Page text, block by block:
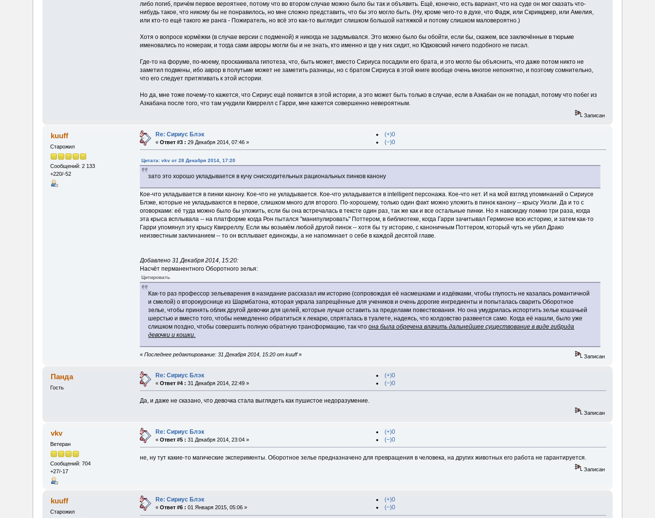
либо погиб, причём первое вероятнее, потому что во втором случае можно было бы так и объявить. Ещё, конечно, есть вариант, что на суде он мог сказать что-
нибудь такое, что никому бы не понравилось, но мне сложно представить, что бы это могло быть. (Ну, кроме чего-то в духе, что Фадж, или Скримджер, или Амелия,
или кто-то ещё такого же ранга - Пожиратель, но всё это как-то выглядит слишком большой натяжкой и потому слишком маловероятно.)
Хотя о вопросе кормёжки (в случае версии с подменой) я никогда не задумывался. Это можно было бы обойти, если бы, скажем, все заключённые в тюрьме
именовались по номерам, и тогда сами авроры могли бы и не знать, кто именно и где у них сидит, но Юдковский ничего подобного не писал.
Где-то на форуме, по-моему, проскакивала гипотеза, что, быть может, вместо Сириуса посадили его брата, и это могло бы объяснить, что даже потом никто не
заметил подмены, ибо аврор в полутьме может не заметить разницы, но с братом Сириуса в этой книге вообще очень многое непонятно, и поэтому сомнительно,
что его следует притягивать к этой истории.
Но да, мне тоже почему-то кажется, что Сириус ещё появится в этой истории, а это может быть только в случае, если в Азкабан он не попадал, потому что побег из
Азкабана после того, что там учудили Квиррелл с Гарри, мне кажется совершенно невероятным.
Записан
kuuff
Старожил
Сообщений: 2 133
+220/-52
Re: Сириус Блэк
«Ответ #3 : 29 Декабря 2014, 07:46 »
(+)0
(−)0
Цитата: vkv от 28 Декабря 2014, 17:20
зато это хорошо укладывается в кучу снисходительных рациональных пинков канону
Кое-что укладывается в пинки канону. Кое-что не укладывается. Кое-что укладывается в intelligent персонажа. Кое-что нет. И на мой взгляд упоминаний о Сириусе
Блэке, которые не укладываются в первое, слишком много для второго. По-хорошему, только один факт можно уложить в пинок канону -- крысу Уизли. Да и то с
оговорками: её туда можно было бы уложить, если бы она встречалась в тексте один раз, так же как и все остальные пинки. Но я навскидку помню три раза, когда
эта крыса всплывала -- на платформе когда Рон пытался "манипулировать" Поттером, в библиотеке, когда Гарри зачитывал Гермионе всю историю, и затем как-то
Гарри упомянул эту крысу Квирреллу. Если мы возьмём любой другой пинок -- хотя бы ту историю, с каноничным Поттером, который чуть не убил Драко
неизвестным заклинанием -- то он всплывает единожды, а не напоминает о себе в каждой десятой главе.
Добавлено 31 Декабря 2014, 15:20:
Насчёт перманентного Оборотного зелья:
Цитировать
Как-то раз профессор зельеварения в назидание рассказал им историю (сопровождая её насмешками и издёвками, чтобы глупость не казалась романтичной
и смелой) о второкурснице из Шармбатона, которая украла запрещённые для учеников и очень дорогие ингредиенты и попыталась сварить Оборотное
зелье, чтобы принять облик другой девочки для целей, которые лучше оставить за пределами повествования. Но она умудрилась испортить зелье кошачьей
шерстью и вместо того, чтобы немедленно обратиться к лекарю, спряталась в туалете, надеясь, что колдовство развеется само. Когда её нашли, было уже
слишком поздно, чтобы совершить полную обратную трансформацию, так чтоона была обречена влачить дальнейшее существование в виде гибрида
девочки и кошки.
« Последнее редактирование: 31 Декабря 2014, 15:20 от kuuff» Записан
Панда
Гость
Re: Сириус Блэк
«Ответ #4 : 31 Декабря 2014, 22:49 »
(+)0
(−)0
Да, и даже не сказано, что девочка стала выглядеть как пушистое недоразумение.
Записан
vkv
Ветеран
Сообщений: 704
+27/-17
Re: Сириус Блэк
«Ответ #5 : 31 Декабря 2014, 23:04 »
(+)0
(−)0
не, ну тут какие-то магические эксперименты. Оборотное зелье предназначено для превращения в человека, на других животных его работа не гарантируется.
Записан
kuuff
Старожил
Re: Сириус Блэк
«Ответ #6 : 01 Января 2015, 05:06 »
(+)0
(−)0